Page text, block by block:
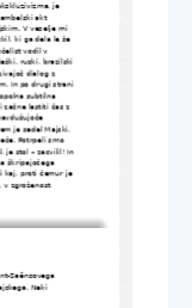
je
akt
V veselje mi
ki ga dela le še
vodil v
ruski, brazilski
dialog z
In po drugi strani
subtilna
začne lastiti čas z
je sedel Majski,
Potrpeli smo
je stol – zacvilil! In
škripajočega
kaj, proti čemur je
v zgroženost
Saënsovega
Neki